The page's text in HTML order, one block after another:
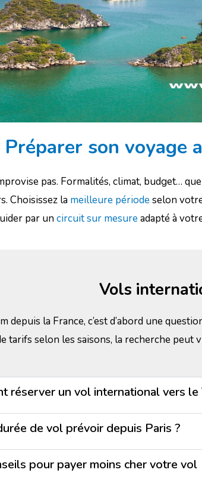
Préparer son voyage
pas. Formalités, climat, budget…
Choisissez la meilleure périodeselon
par uncircuit sur mesureadapté à
Vols
depuis la France, c’est d’abord une
tarifs selon les saisons, la recherche
réserver un vol international vers le
de vol prévoir depuis Paris ?
pour payer moins cher votre vol